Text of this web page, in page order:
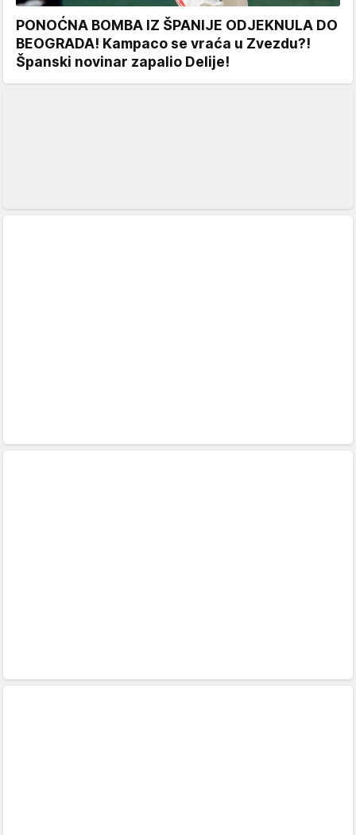
PONOĆNA BOMBA IZ ŠPANIJE ODJEKNULA DO
BEOGRADA! Kampaco se vraća u Zvezdu?!
Španski novinar zapalio Delije!